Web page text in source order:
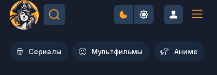
Сериалы Мультфильмы Aниме